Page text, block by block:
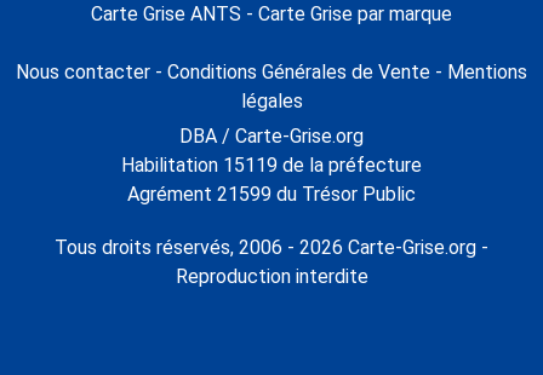
Carte Grise ANTS - Carte Grise par marque
Nous contacter - Conditions Générales de Vente - Mentions
légales
DBA / Carte-Grise.org
Habilitation 15119 de la préfecture
Agrément 21599 du Trésor Public
Tous droits réservés, 2006 - 2026 Carte-Grise.org -
Reproduction interdite